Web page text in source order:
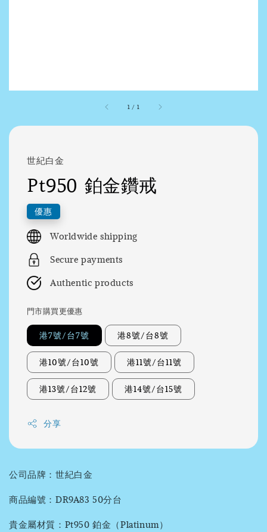
1 / 1
世紀白金
Pt950 鉑金鑽戒
優惠
Worldwide shipping
Secure payments
Authentic products
門市購買更優惠
港7號/台7號 港8號/台8號
港10號/台10號 港11號/台11號
港13號/台12號 港14號/台15號
分享
公司品牌：世紀白金
商品編號：DR9A83 50分台
貴金屬材質：Pt950 鉑金（Platinum）